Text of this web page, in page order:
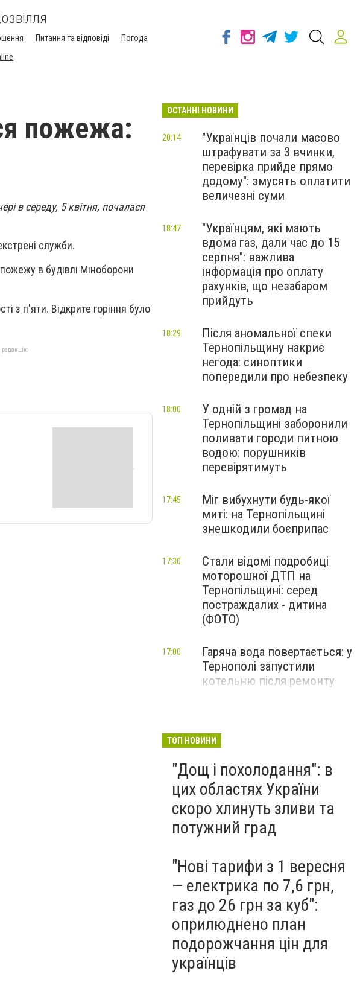
Питання та відповіді
Погода
пожежа:
в середу, 5 квітня, почалася
служби.
в будівлі Міноборони
з п'яти. Відкрите горіння було
редакцію
ОСТАННІ НОВИНИ
"Українців почали масово
штрафувати за 3 вчинки,
перевірка прийде прямо
додому": змусять оплатити
величезні суми
20:14
"Українцям, які мають
вдома газ, дали час до 15
серпня": важлива
інформація про оплату
рахунків, що незабаром
прийдуть
18:47
Після аномальної спеки
Тернопільщину накриє
негода: синоптики
попередили про небезпеку
18:29
У одній з громад на
Тернопільщині заборонили
поливати городи питною
водою: порушників
перевірятимуть
18:00
Міг вибухнути будь-якої
миті: на Тернопільщині
знешкодили боєприпас
17:45
Стали відомі подробиці
моторошної ДТП на
Тернопільщині: серед
постраждалих - дитина
(ФОТО)
17:30
Гаряча вода повертається: у
Тернополі запустили
котельню після ремонту
17:00
понівеченому авто
ТОП НОВИНИ
"Дощ і похолодання": в
цих областях України
скоро хлинуть зливи та
потужний град
"Нові тарифи з 1 вересня
— електрика по 7,6 грн,
газ до 26 грн за куб":
оприлюднено план
подорожчання цін для
українців